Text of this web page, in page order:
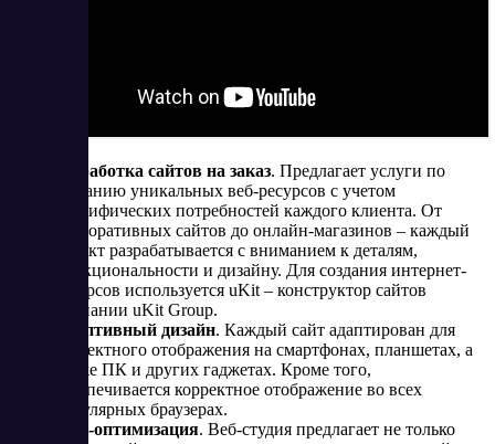
Разработка сайтов на заказ. Предлагает услуги по
созданию уникальных веб-ресурсов с учетом
специфических потребностей каждого клиента. От
корпоративных сайтов до онлайн-магазинов – каждый
проект разрабатывается с вниманием к деталям,
функциональности и дизайну. Для создания интернет-
ресурсов используется uKit – конструктор сайтов
компании uKit Group.
Адаптивный дизайн. Каждый сайт адаптирован для
корректного отображения на смартфонах, планшетах, а
также ПК и других гаджетах. Кроме того,
обеспечивается корректное отображение во всех
популярных браузерах.
SEO-оптимизация. Веб-студия предлагает не только